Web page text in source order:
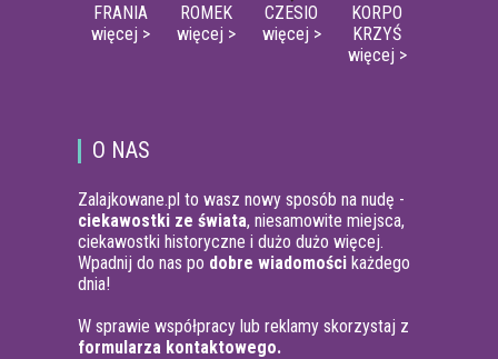
FRANIA
więcej >
ROMEK
więcej >
CZESIO
więcej >
KORPO
KRZYŚ
więcej >
O NAS
Zalajkowane.pl to wasz nowy sposób na nudę -
ciekawostki ze świata, niesamowite miejsca,
ciekawostki historyczne i dużo dużo więcej.
Wpadnij do nas po dobre wiadomości każdego
dnia!
W sprawie współpracy lub reklamy skorzystaj z
formularza kontaktowego.